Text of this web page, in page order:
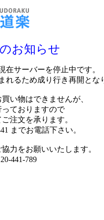
お知らせ
在サーバーを停止中です。
れるため成り行き再開とな
い物はできませんが、
ておりますので
注文を承ります。
までお電話下さい。
力をお願いいたします。
441-789